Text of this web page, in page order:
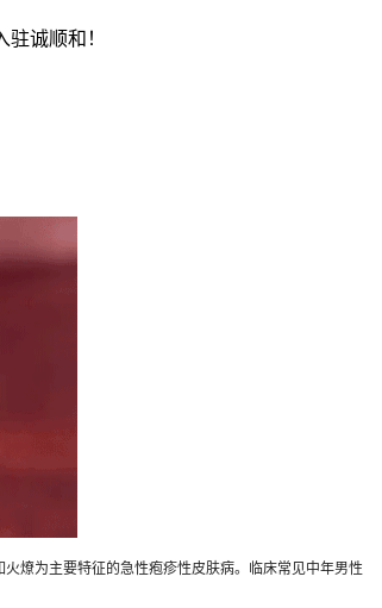
诚顺和！
燎为主要特征的急性疱疹性皮肤病。临床常见中年男性